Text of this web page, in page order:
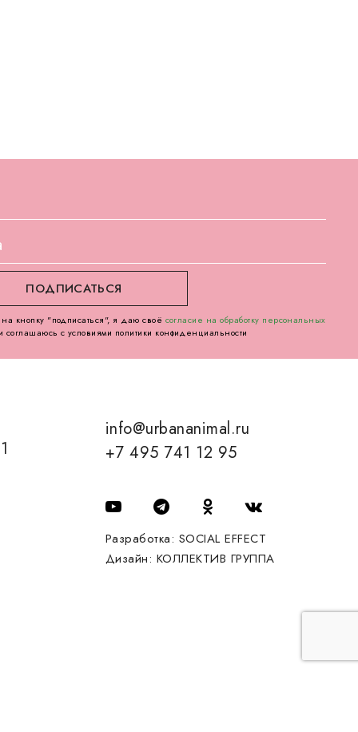
кнопку "подписаться", я даю своё согласие на обработку персональных
соглашаюсь с условиями политики конфиденциальности
info@urbananimal.ru
+7 495 741 12 95
Разработка: SOCIAL EFFECT
Дизайн: КОЛЛЕКТИВ ГРУППА